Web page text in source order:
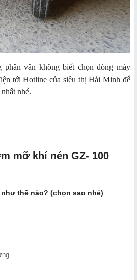
phân vân không biết chọn dòng máy
tới Hotline của siêu thị Hải Minh để
nhé.
mỡ khí nén GZ- 100
thế nào? (chọn sao nhé)